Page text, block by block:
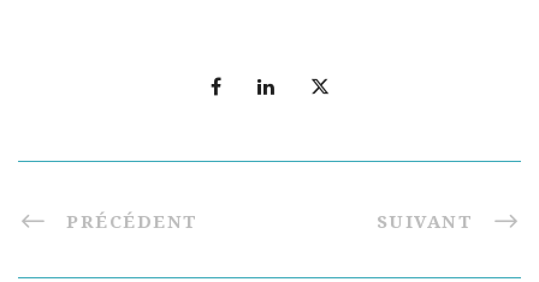
PRÉCÉDENT SUIVANT